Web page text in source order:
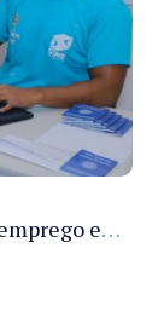
Sine Manaus divulga 594 vagas de emprego em Manaus com atendimento presencial nesta segunda-feira